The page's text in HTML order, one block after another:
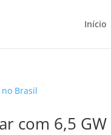
Início
com 6,5